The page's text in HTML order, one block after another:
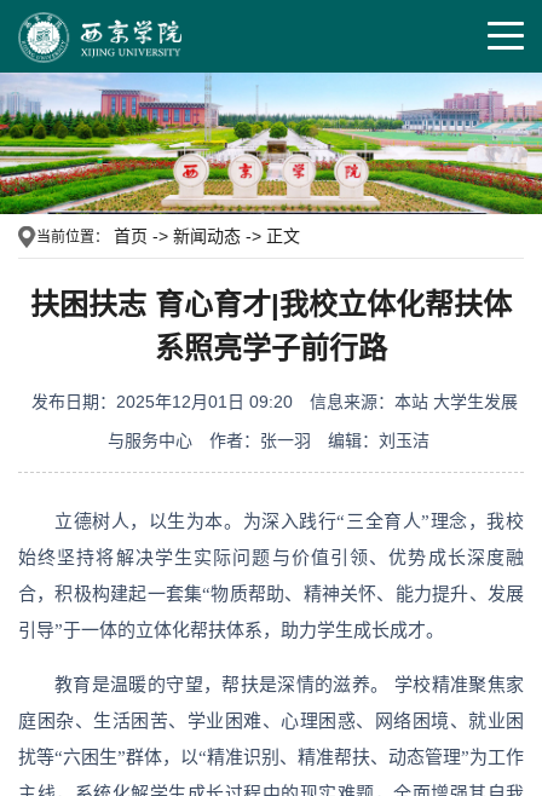
当前位置： 首页 -> 新闻动态 -> 正文
扶困扶志 育心育才|我校立体化帮扶体
系照亮学子前行路
发布日期：2025年12月01日 09:20
信息来源：本站 大学生发展
与服务中心
作者：张一羽 编辑：刘玉洁
立德树人，以生为本。为深入践行“三全育人”理念，我校
始终坚持将解决学生实际问题与价值引领、优势成长深度融
合，积极构建起一套集“物质帮助、精神关怀、能力提升、发展
引导”于一体的立体化帮扶体系，助力学生成长成才。
教育是温暖的守望，帮扶是深情的滋养。 学校精准聚焦家
庭困杂、生活困苦、学业困难、心理困惑、网络困境、就业困
扰等“六困生”群体，以“精准识别、精准帮扶、动态管理”为工作